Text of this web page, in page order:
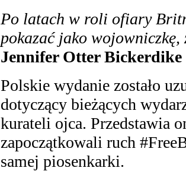
Po latach w roli ofiary
pokazać jako
Jennifer Otter Bickerdike
Polskie wydanie zostało
dotyczący bieżących
kurateli ojca. Przedstawia
zapoczątkowali ruch
samej piosenkarki.